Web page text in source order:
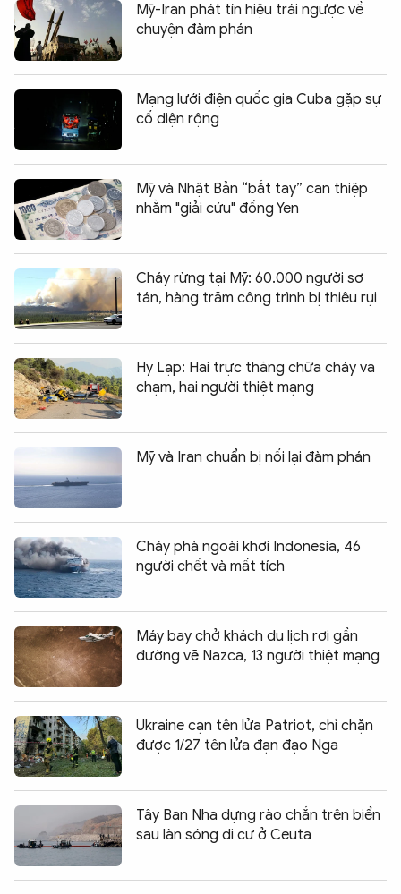
Mỹ-Iran phát tín hiệu trái ngược về
chuyện đàm phán
Mạng lưới điện quốc gia Cuba gặp sự
cố diện rộng
Mỹ và Nhật Bản “bắt tay” can thiệp
nhằm "giải cứu" đồng Yen
Cháy rừng tại Mỹ: 60.000 người sơ
tán, hàng trăm công trình bị thiêu rụi
Hy Lạp: Hai trực thăng chữa cháy va
chạm, hai người thiệt mạng
Mỹ và Iran chuẩn bị nối lại đàm phán
Cháy phà ngoài khơi Indonesia, 46
người chết và mất tích
Máy bay chở khách du lịch rơi gần
đường vẽ Nazca, 13 người thiệt mạng
Ukraine cạn tên lửa Patriot, chỉ chặn
được 1/27 tên lửa đạn đạo Nga
Tây Ban Nha dựng rào chắn trên biển
sau làn sóng di cư ở Ceuta